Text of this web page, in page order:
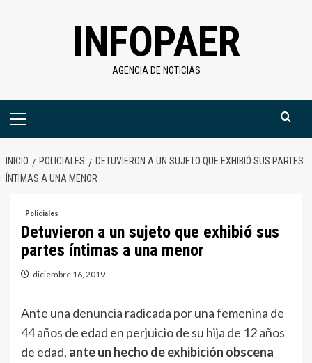
INFOPAER
AGENCIA DE NOTICIAS
Menú
INICIO POLICIALES
DETUVIERON A UN SUJETO QUE EXHIBIÓ SUS PARTES
ÍNTIMAS A UNA MENOR
Policiales
Detuvieron a un sujeto que exhibió sus
partes íntimas a una menor
diciembre 16, 2019
Ante una denuncia radicada por una femenina de
44 años de edad en perjuicio de su hija de 12 años
de edad, ante un hecho de exhibición obscena